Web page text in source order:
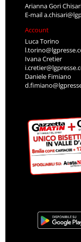
Arianna Gori
E-mail
Account
Luca Torino
Ivana Cretier
Daniele Fimiano